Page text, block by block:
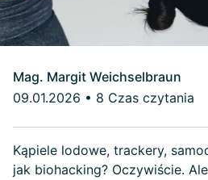
Mag. Margit Weichselbraun
09.01.2026 • 8 Czas czytania
Kąpiele lodowe, trackery,
jak biohacking? Oczywiście.